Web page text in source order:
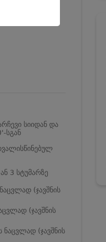
სიიდან და
სგან
3 სტუმარზე
(ჯავშნის
(ჯავშნის
(ჯავშნის